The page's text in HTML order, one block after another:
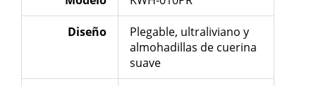
Diseño
Plegable, ultraliviano y
almohadillas de cuerina
suave